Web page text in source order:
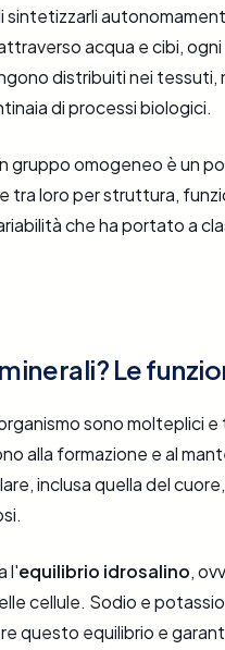
sintetizzarli
acqua e cibi,
distribuiti nei tessuti,
di processi biologici.
gruppo omogeneo è un
tra loro per struttura,
che ha portato a
Le
sono molteplici
alla formazione e al
inclusa quella del
l'equilibrio idrosalino,
cellule. Sodio e
questo equilibrio e